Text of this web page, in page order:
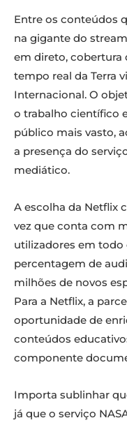
Entre os conteúdos
na gigante do
em direto, cobertura
tempo real da Terra
Internacional. O
o trabalho científico
público mais vasto,
a presença do
mediático.
A escolha da Netflix
vez que conta com
utilizadores em
percentagem de
milhões de novos
Para a Netflix, a
oportunidade de
conteúdos
componente
Importa sublinhar
já que o serviço